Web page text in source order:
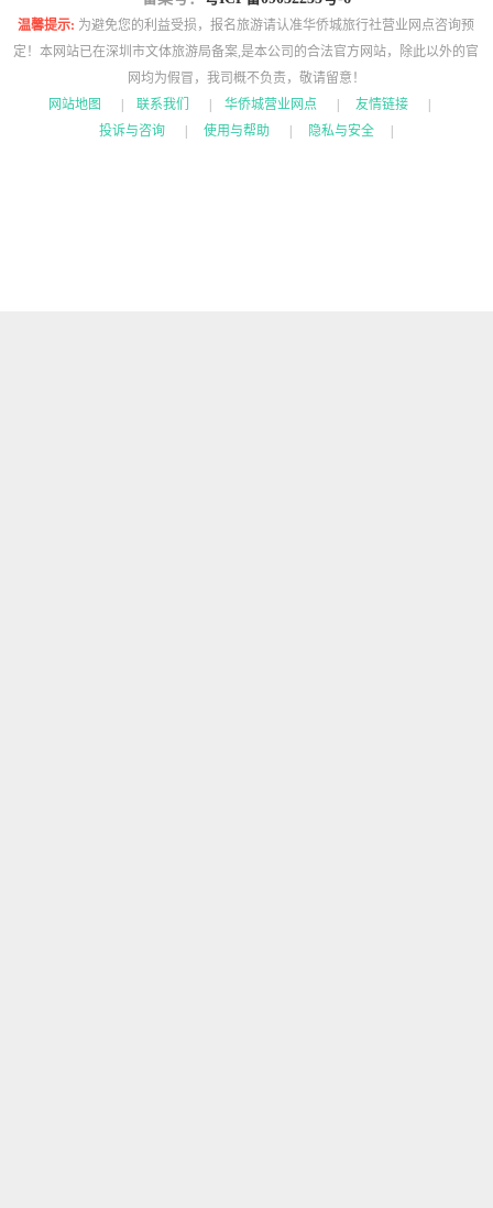
温馨提示: 为避免您的利益受损，报名旅游请认准华侨城旅行社营业网点咨询预
定！本网站已在深圳市文体旅游局备案,是本公司的合法官方网站，除此以外的官
网均为假冒，我司概不负责，敬请留意！
网站地图
|联系我们 |华侨城营业网点 |友情链接
|
投诉与咨询
|使用与帮助 | 隐私与安全 |